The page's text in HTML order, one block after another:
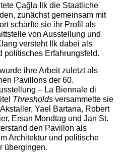
Çağla Ilk die Staatliche
zunächst gemeinsam mit
schärfte sie ihr Profil als
von Ausstellung und
versteht Ilk dabei als
politisches Erfahrungsfeld.
ihre Arbeit zuletzt als
Pavillons der 60.
– La Biennale di
Thresholdsversammelte sie
Yael Bartana, Robert
Ersan Mondtag und Jan St.
den Pavillon als
Architektur und politische
übergingen.